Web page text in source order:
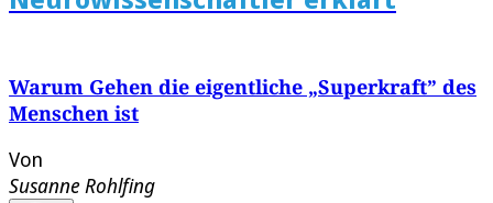
Warum Gehen die eigentliche „Superkraft” des
Menschen ist
Von
Susanne Rohlfing